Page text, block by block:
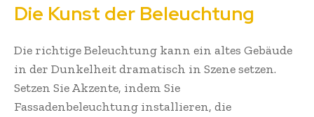
Die Kunst der Beleuchtung
Die richtige Beleuchtung kann ein altes Gebäude
in der Dunkelheit dramatisch in Szene setzen.
Setzen Sie Akzente, indem Sie
Fassadenbeleuchtung installieren, die